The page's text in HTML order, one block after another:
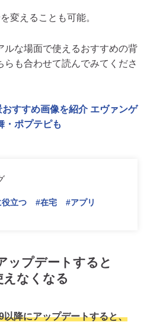
変えることも可能。
ルな場面で使えるおすすめの背
も合わせて読んでみてくださ
すすめ画像を紹介 エヴァンゲ
・ポプテピも
立つ #在宅
#アプリ
ップデートすると
なくなる
降にアップデートすると、